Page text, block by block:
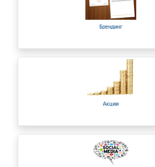
Брендинг
Акции